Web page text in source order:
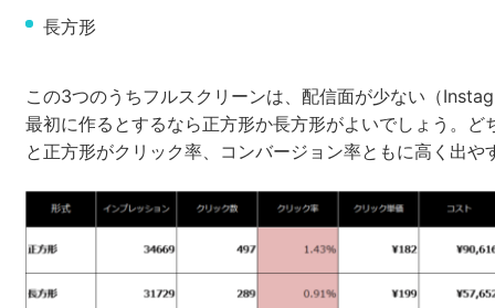
長方形
この3つのうちフルスクリーンは、配信面が少ない（
最初に作るとするなら正方形か長方形がよいでしょう。ど
と正方形がクリック率、コンバージョン率ともに高く出や